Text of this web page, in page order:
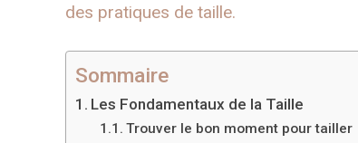
des pratiques de taille.
Sommaire
Les Fondamentaux de la Taille
Trouver le bon moment pour tailler